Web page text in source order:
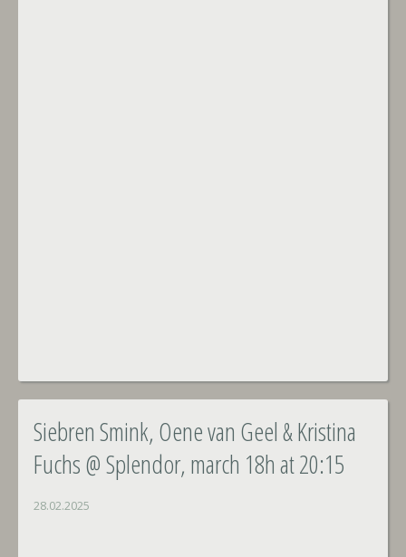
Siebren Smink, Oene van Geel & Kristina
Fuchs @ Splendor, march 18h at 20:15
28.02.2025